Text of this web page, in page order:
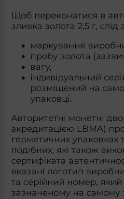
Щоб переконатися в
зливка золота 2,5 г,
маркування
пробу золота
вагу,
індивідуальний
розміщений на
упаковці.
Авторитетні монетні
акредитацією LBMA)
герметичних упаковках
подібних, які також
сертифіката
вказані логотип
та серійний номер, який
зазначеному на самому